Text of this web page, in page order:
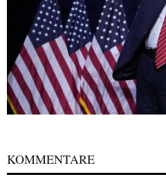
KOMMENTARE